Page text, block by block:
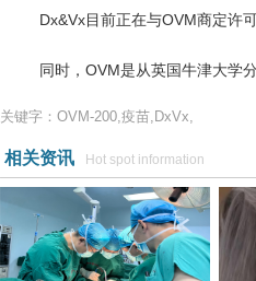
Dx&Vx目前正在与OVM商定许可
同时，OVM是从英国牛津大学分
关键字：OVM-200,疫苗,DxVx,
相关资讯 Hot spot information